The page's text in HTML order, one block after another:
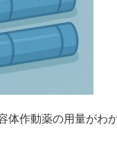
体作動薬の用量がわ